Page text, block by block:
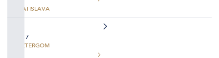
BRATISLAVA
TAG 7
ESZTERGOM